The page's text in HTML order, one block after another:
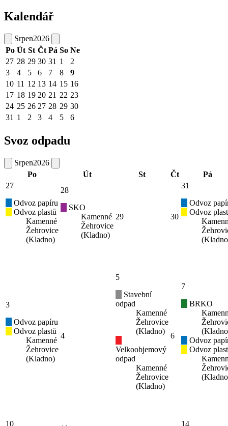
Kalendář
Srpen2026
Po Út St Čt Pá So Ne
27 28 29 30 31 1
2
3
4 5 6 7 8
9
10 11 12 13 14 15 16
17 18 19 20 21 22 23
24 25 26 27 28 29 30
31 1 2 3 4 5 6
Svoz odpadu
Srpen2026
Po
Út St Čt
Pá
27
Odvoz papíru
Odvoz plastů
Kamenné
Žehrovice
(Kladno)
28
SKO
Kamenné
Žehrovice
(Kladno)
29 30
31
Odvoz
Odvoz
3
Odvoz papíru
Odvoz plastů
Kamenné
Žehrovice
(Kladno)
4
5
Stavební
odpad
Kamenné
Žehrovice
(Kladno)
Velkoobjemový
odpad
Kamenné
Žehrovice
(Kladno)
6
7
BRKO
Odvoz
Odvoz
10 14